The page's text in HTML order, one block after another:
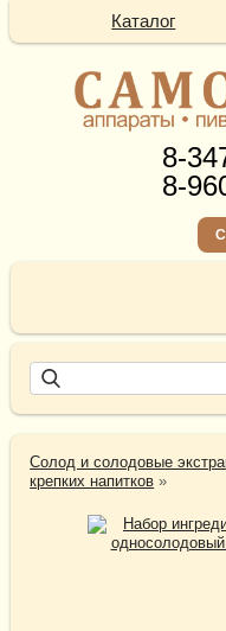
8-
8-
Солод и солодовые
крепких напитков »
Каталог